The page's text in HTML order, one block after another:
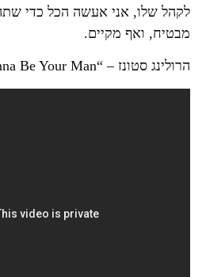
לקהל שלו, אני אעשה הכל כדי
מבטיח, ואף מקיים.
הרולינג סטונז – “I Wanna Be Your Man”